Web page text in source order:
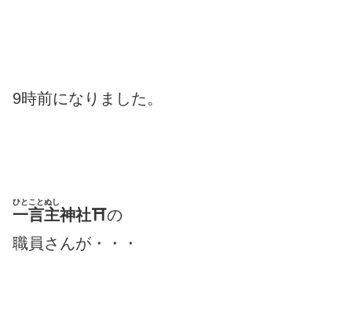
9時前になりました。
一言主
ひとことぬし
神社⛩の
職員さんが・・・